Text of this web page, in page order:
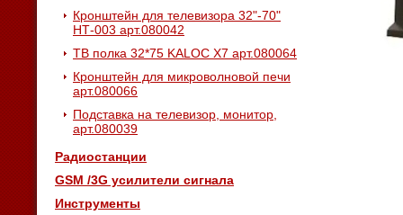
Кронштейн для телевизора 32"-70"
НТ-003 арт.080042
ТВ полка 32*75 KALOC Х7 арт.080064
Кронштейн для микроволновой печи
арт.080066
Подставка на телевизор, монитор,
арт.080039
Радиостанции
GSM /3G усилители сигнала
Инструменты